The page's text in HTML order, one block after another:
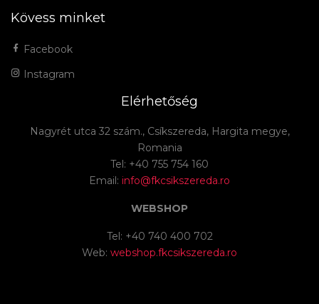
Kövess minket
Facebook
Instagram
Elérhetőség
Nagyrét utca 32 szám., Csíkszereda, Hargita megye,
Romania
Tel: +40 755 754 160
Email: info@fkcsikszereda.ro
WEBSHOP
Tel: +40 740 400 702
Web: webshop.fkcsikszereda.ro